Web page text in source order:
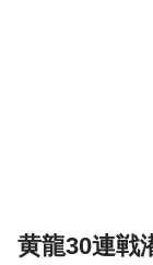
黄龍30連戦